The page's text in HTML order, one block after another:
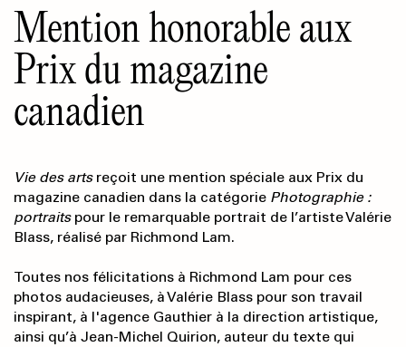
Mention honorable aux
Prix du magazine
canadien
Vie des artsreçoit une mention spéciale aux Prix du
magazine canadien dans la catégorie Photographie :
portraitspour le remarquable portrait de l’artiste Valérie
Blass, réalisé par Richmond Lam.
Toutes nos félicitations à Richmond Lam pour ces
photos audacieuses, à Valérie Blass pour son travail
inspirant, à l'agence Gauthier à la direction artistique,
ainsi qu’à Jean-Michel Quirion, auteur du texte qui